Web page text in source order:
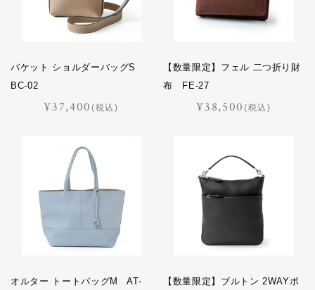
バケット ショルダーバッグS
BC-02
¥37,400(税込)
【数量限定】フェル 二つ折り財
布 FE-27
¥38,500(税込)
オルター トートバッグM AT- 【数量限定】ブルトン 2WAYポ